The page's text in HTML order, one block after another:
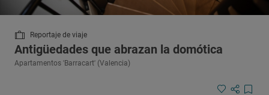
Reportaje de viaje
Antigüedades que abrazan la domótica
Apartamentos 'Barracart' (Valencia)